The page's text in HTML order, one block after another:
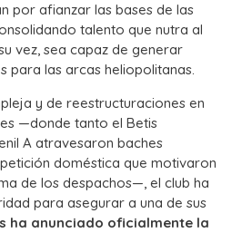
por afianzar las bases de las
talento que nutra al
vez, sea capaz de generar
para las arcas heliopolitanas.
y de reestructuraciones en
—donde tanto el Betis
A atravesaron baches
doméstica que motivaron
de los despachos—, el club ha
para asegurar a una de sus
ha anunciado oficialmente la